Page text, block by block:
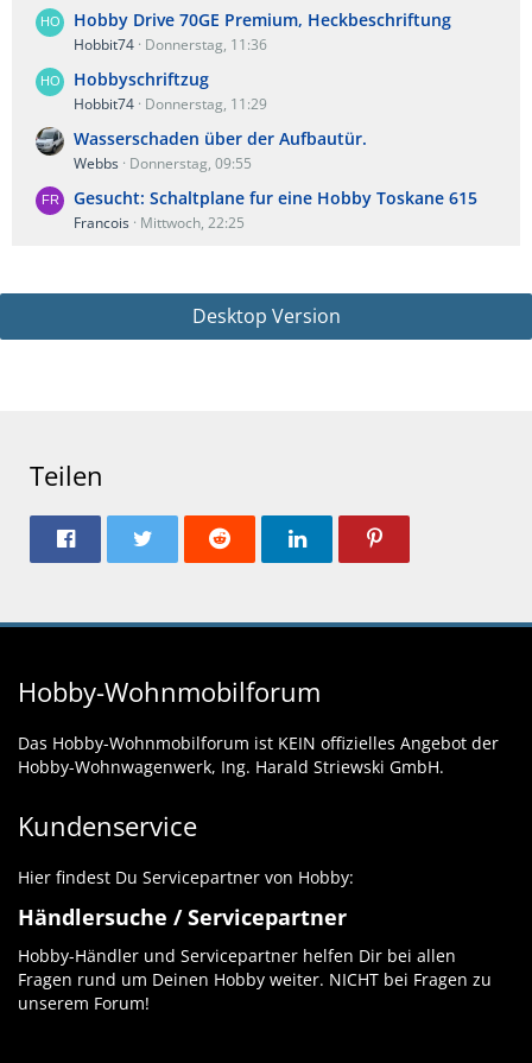
Hobby Drive 70GE Premium, Heckbeschriftung
Hobbit74 Donnerstag, 11:36
Hobbyschriftzug
Hobbit74 Donnerstag, 11:29
Wasserschaden über der Aufbautür.
Webbs Donnerstag, 09:55
Gesucht: Schaltplane fur eine Hobby Toskane 615
Francois Mittwoch, 22:25
Desktop Version
Teilen
Hobby-Wohnmobilforum
Das Hobby-Wohnmobilforum ist KEIN offizielles Angebot der
Hobby-Wohnwagenwerk, Ing. Harald Striewski GmbH.
Kundenservice
Hier findest Du Servicepartner von Hobby:
Händlersuche / Servicepartner
Hobby-Händler und Servicepartner helfen Dir bei allen
Fragen rund um Deinen Hobby weiter. NICHT bei Fragen zu
unserem Forum!